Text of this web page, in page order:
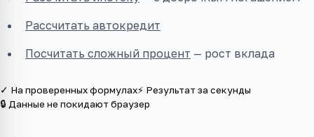
Рассчитать автокредит
Посчитать сложный процент — рост вклада
✓ На проверенных формулах⚡ Результат за секунды
🔒 Данные не покидают браузер